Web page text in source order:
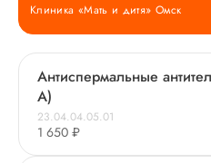
Клиника «Мать и дитя» Омск
Антиспермальные
A)
23.04.04.05.01
1 650 ₽